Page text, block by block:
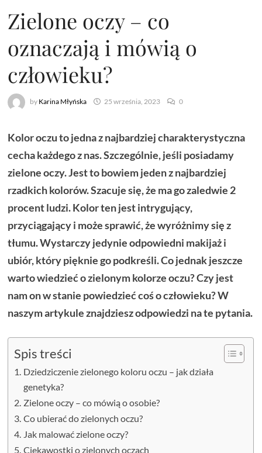
Zielone oczy – co
oznaczają i mówią o
człowieku?
by Karina Młyńska 25 września, 2023 0
Kolor oczu to jedna z najbardziej charakterystyczna
cecha każdego z nas. Szczególnie, jeśli posiadamy
zielone oczy. Jest to bowiem jeden z najbardziej
rzadkich kolorów. Szacuje się, że ma go zaledwie 2
procent ludzi. Kolor ten jest intrygujący,
przyciągający i może sprawić, że wyróżnimy się z
tłumu. Wystarczy jedynie odpowiedni makijaż i
ubiór, który pięknie go podkreśli. Co jednak jeszcze
warto wiedzieć o zielonym kolorze oczu? Czy jest
nam on w stanie powiedzieć coś o człowieku? W
naszym artykule znajdziesz odpowiedzi na te pytania.
Spis treści
Dziedziczenie zielonego koloru oczu – jak działa
genetyka?
Zielone oczy – co mówią o osobie?
Co ubierać do zielonych oczu?
Jak malować zielone oczy?
Ciekawostki o zielonych oczach